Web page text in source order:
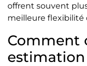
offrent souvent
meilleure flexibilité
Comment
estimation